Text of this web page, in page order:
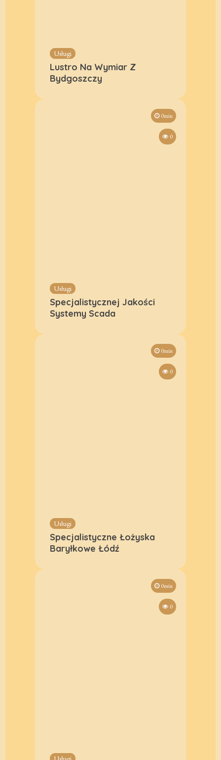
Usługi
Lustro Na Wymiar Z
Bydgoszczy
0min
0
Usługi
Specjalistycznej Jakości
Systemy Scada
0min
0
Usługi
Specjalistyczne Łożyska
Baryłkowe Łódź
0min
0